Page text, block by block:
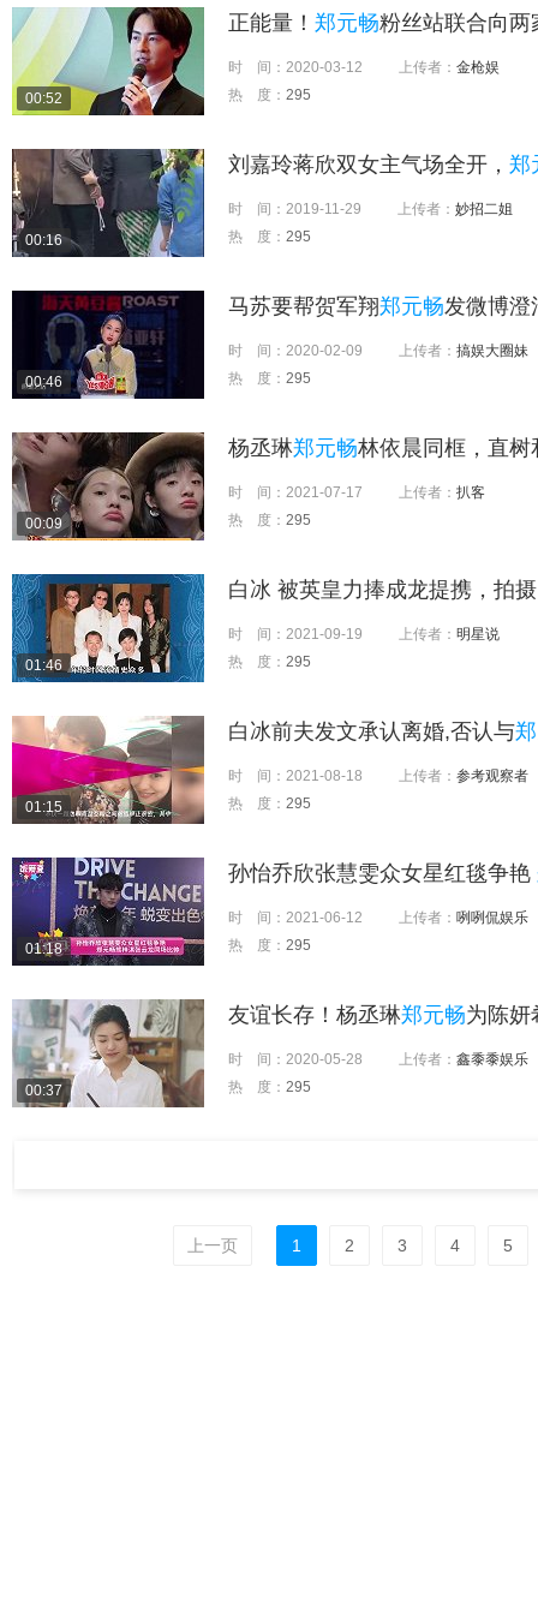
00:52
正能量！ 郑元畅粉丝站联合向
时 间： 2020-03-12 上传者： 金枪娱
热 度： 295
00:16
刘嘉玲蒋欣双女主气场全开， 郑
时 间： 2019-11-29 上传者： 妙招二姐
热 度： 295
00:46
马苏要帮贺军翔郑元畅发微博澄
时 间： 2020-02-09 上传者： 搞娱大圈妹
热 度： 295
00:09
杨丞琳郑元畅林依晨同框，直
时 间： 2021-07-17 上传者： 扒客
热 度： 295
01:46
白冰 被英皇力捧成龙提携，拍
时 间： 2021-09-19 上传者： 明星说
热 度： 295
01:15
白冰前夫发文承认离婚,否认与
时 间： 2021-08-18 上传者： 参考观察者
热 度： 295
01:18
孙怡乔欣张慧雯众女星红毯争艳
时 间： 2021-06-12 上传者： 咧咧侃娱乐
热 度： 295
00:37
友谊长存！杨丞琳郑元畅为陈妍
时 间： 2020-05-28 上传者： 鑫黍黍娱乐
热 度： 295
上一页 1 2 3 4 5